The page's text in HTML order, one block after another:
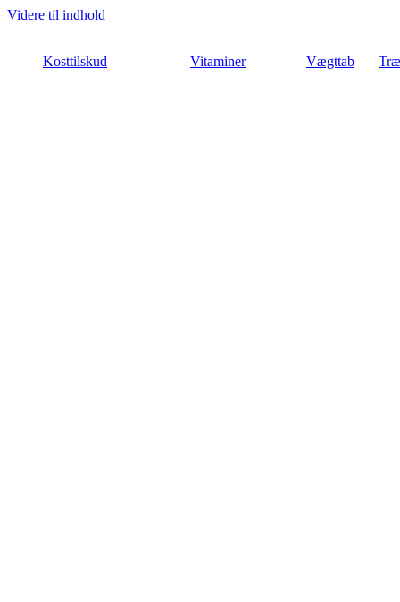
Videre til indhold
Kosttilskud Vitaminer Vægttab